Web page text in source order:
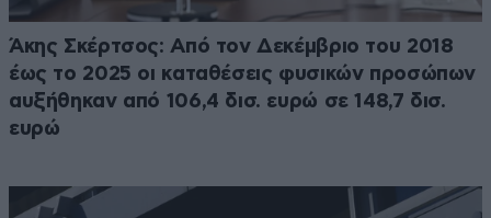
Άκης Σκέρτσος: Από τον Δεκέμβριο του 2018
έως το 2025 οι καταθέσεις φυσικών προσώπων
αυξήθηκαν από 106,4 δισ. ευρώ σε 148,7 δισ.
ευρώ